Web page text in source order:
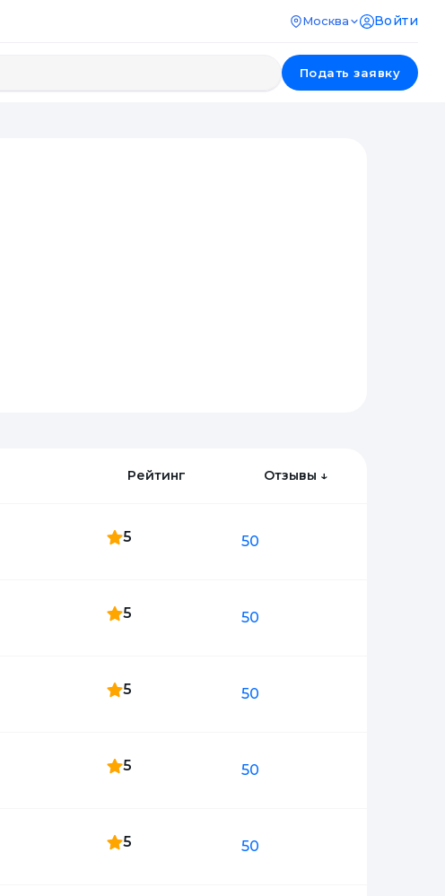
Москва Войти
Подать заявку
Рейтинг Отзывы ↓
5 50
5 50
5 50
5 50
5 50